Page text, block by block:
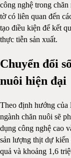
công nghệ trong
tờ có liên quan đến
tạo điều kiện để kết
thực tiễn sản xuất.
Chuyển đổi
nuôi hiện đại
Theo định hướng
ngành chăn nuôi sẽ
dụng công nghệ cao
sản lượng thịt dự
quả và khoảng 1,6